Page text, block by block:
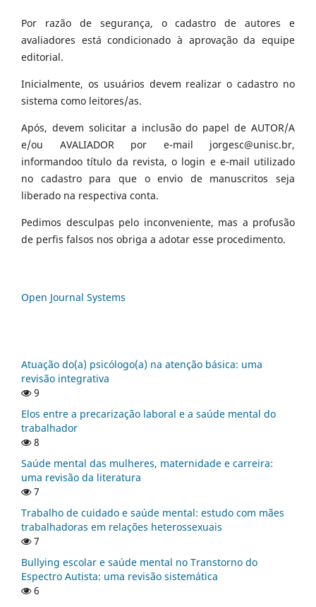
Por razão de segurança, o cadastro de autores e
avaliadores está condicionado à aprovação da equipe
editorial.
Inicialmente, os usuários devem realizar o cadastro no
sistema como leitores/as.
Após, devem solicitar a inclusão do papel de AUTOR/A
e/ou AVALIADOR por e-mail jorgesc@unisc.br,
informandoo título da revista, o login e e-mail utilizado
no cadastro para que o envio de manuscritos seja
liberado na respectiva conta.
Pedimos desculpas pelo inconveniente, mas a profusão
de perfis falsos nos obriga a adotar esse procedimento.
Open Journal Systems
Atuação do(a) psicólogo(a) na atenção básica: uma
revisão integrativa
9
Elos entre a precarização laboral e a saúde mental do
trabalhador
8
Saúde mental das mulheres, maternidade e carreira:
uma revisão da literatura
7
Trabalho de cuidado e saúde mental: estudo com mães
trabalhadoras em relações heterossexuais
7
Bullying escolar e saúde mental no Transtorno do
Espectro Autista: uma revisão sistemática
6